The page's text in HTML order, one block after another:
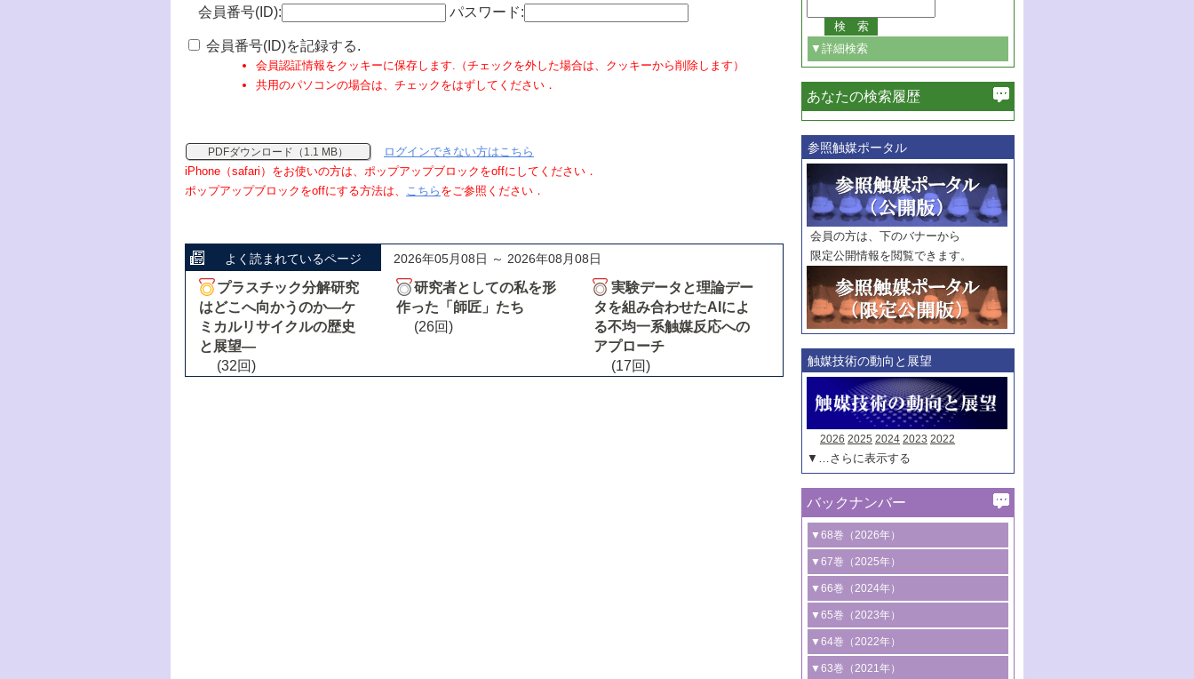
会員番号(ID): パスワード:
会員番号(ID)を記録する.
会員認証情報をクッキーに保存します.（チェックを外した場合は、クッキーから削除します）
共用のパソコンの場合は、チェックをはずしてください．
PDFダウンロード（1.1 MB）
ログインできない方はこちら
iPhone（safari）をお使いの方は、ポップアップブロックをoffにしてください．
ポップアップブロックをoffにする方法は、 こちら をご参照ください．
よく読まれているページ 2026年05月08日 ～ 2026年08月08日
プラスチック分解研究
はどこへ向かうのか―ケ
ミカルリサイクルの歴史
と展望―
(32回)
研究者としての私を形
作った「師匠」たち
(26回)
実験データと理論デー
タを組み合わせたAIによ
る不均一系触媒反応への
アプローチ
(17回)
▼詳細検索
必ず含む
巻・号指定
巻
号
範囲指定
巻
号～
巻
号
触媒年鑑
年度
記事種別
マーク：
マークあり
あなたの検索履歴
参照触媒ポータル
会員の方は、下のバナーから
限定公開情報を閲覧できます。
触媒技術の動向と展望
2026 2025 2024 2023 2022
▼…さらに表示する
バックナンバー
▼68巻（2026年）
1号 過酸化水素合成に関する研究動向
2号 コンピューター技術により加速する
触媒開発
3号 有機分子変換やCO 資源化のための
光触媒に関する最近の研究
▼67巻（2025年）
1号 CO
水素化によるグリーン燃料/グリ
ーンケミカル製造
2号 水素製造のための水分解技術に関す
る最近の研究
▼66巻（2024年）
1号 低次元ナノ構造を有する触媒材料
2号 規制反応場を活用した固体触媒研究
の新展開
▼65巻（2023年）
1号 炭素が関わる触媒機能
2号 プラスチックケミカルリサイクルの
▼64巻（2022年）
1号 合成ガス製造とCOを用いるケミカル
▼63巻（2021年）